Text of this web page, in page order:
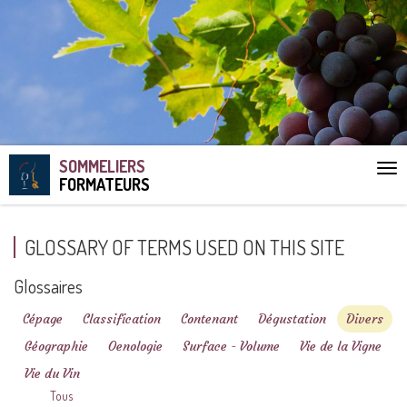
SOMMELIERS
FORMATEURS
GLOSSARY OF TERMS USED ON THIS SITE
Glossaires
Cépage Classification Contenant Dégustation
Divers
Géographie
Oenologie Surface - Volume
Vie de la Vigne
Vie du Vin
Tous